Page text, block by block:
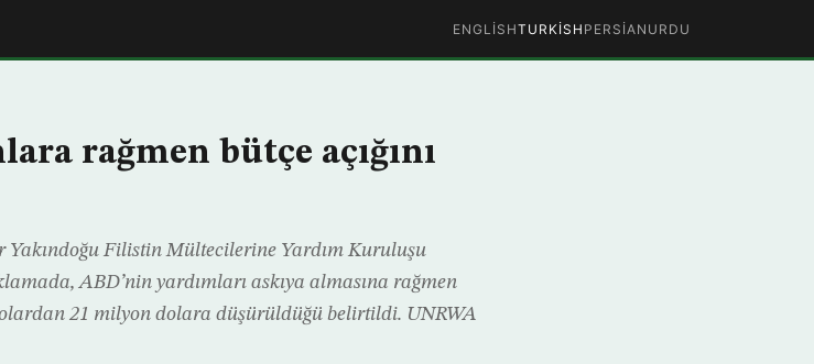
ENGLISHTURKISH PERSIAN URDU
rağmen bütçe açığını
Filistin Mültecilerine Yardım Kuruluşu
ABD’nin yardımları askıya almasına rağmen
21 milyon dolara düşürüldüğü belirtildi. UNRWA